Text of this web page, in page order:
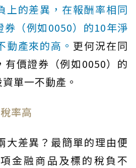
上的差異，在報酬率相同
券（例如0050）的10年淨
動產來的高。 更何況在同
有價證券（例如0050）的
單一不動產。
率高
大差異？最簡單的理由便
金融商品及標的稅負不